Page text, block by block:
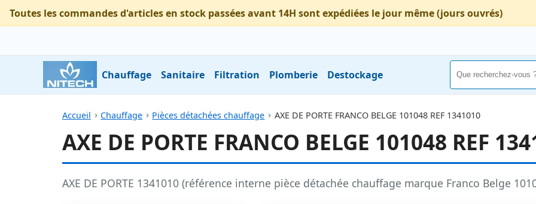
Toutes les commandes d'articles en stock passées avant 14H sont expédiées le jour même (jours ouvrés)
Chauffage Sanitaire Filtration Plomberie Destockage
Accueil Chauffage Pièces détachées chauffage AXE DE PORTE FRANCO BELGE 101048 REF 1341010
AXE DE PORTE FRANCO BELGE 101048 REF
AXE DE PORTE 1341010 (référence interne pièce détachée chauffage marque Franco Belge